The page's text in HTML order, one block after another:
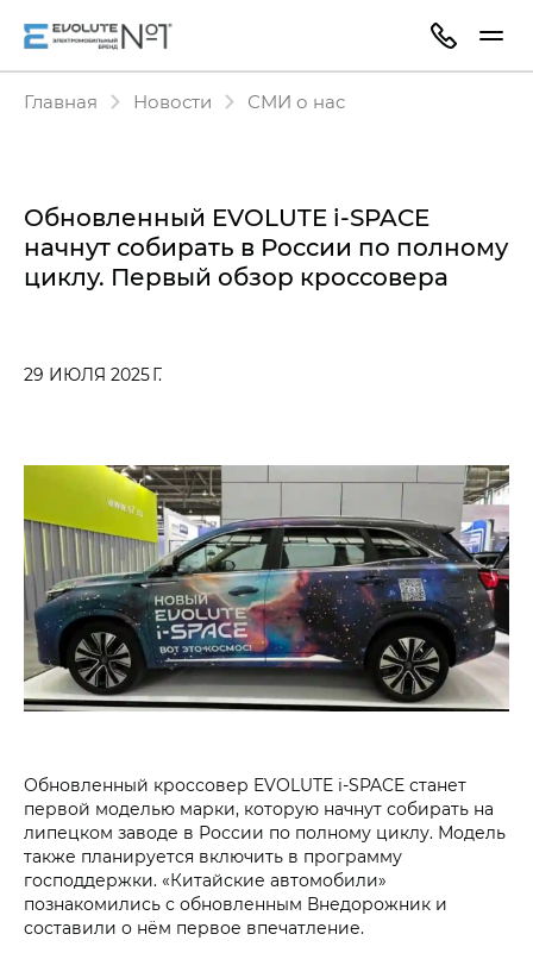
Главная Новости СМИ о нас
Обновленный EVOLUTE i‑SPACE
начнут собирать в России по полному
циклу. Первый обзор кроссовера
29 ИЮЛЯ 2025 Г.
Обновленный кроссовер EVOLUTE i‑SPACE станет
первой моделью марки, которую начнут собирать на
липецком заводе в России по полному циклу. Модель
также планируется включить в программу
господдержки. «Китайские автомобили»
познакомились с обновленным Внедорожник и
составили о нём первое впечатление.